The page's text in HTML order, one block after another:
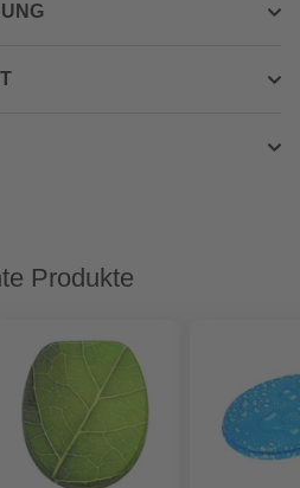
Produkte